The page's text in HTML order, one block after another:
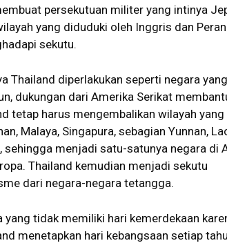
persekutuan militer yang intinya
yang diduduki oleh Inggris dan
sekutu.
Thailand diperlakukan seperti negara yang
dukungan dari Amerika Serikat
tetap harus mengembalikan wilayah yang
Malaya, Singapura, sebagian Yunnan,
menjadi satu-satunya negara di
Thailand kemudian menjadi sekutu
dari negara-negara tetangga.
tidak memiliki hari kemerdekaan
menetapkan hari kebangsaan setiap